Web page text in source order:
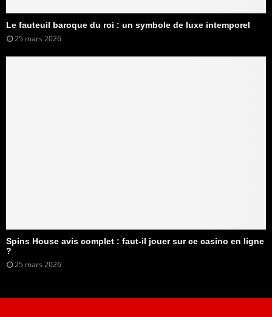
Le fauteuil baroque du roi : un symbole de luxe intemporel
25 mars 2026
Spins House avis complet : faut-il jouer sur ce casino en ligne
?
25 mars 2026